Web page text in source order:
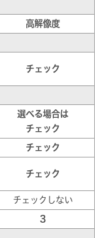
高解像度
チェック
選べる場合は
チェック
チェック
チェック
チェックしない
3